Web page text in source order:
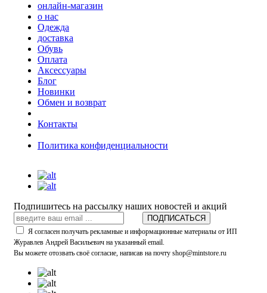
онлайн-магазин
о нас
Одежда
доставка
Обувь
Оплата
Аксессуары
Блог
Новинки
Обмен и возврат
Контакты
Политика конфиденциальности
Подпишитесь на рассылку наших новостей и акций
ПОДПИСАТЬСЯ
Я согласен получать рекламные и информационные материалы от ИП
Журавлев Андрей Васильевич на указанный email.
Вы можете отозвать своё согласие, написав на почту shop@mintstore.ru